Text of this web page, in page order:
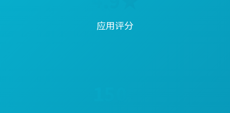
应用评分